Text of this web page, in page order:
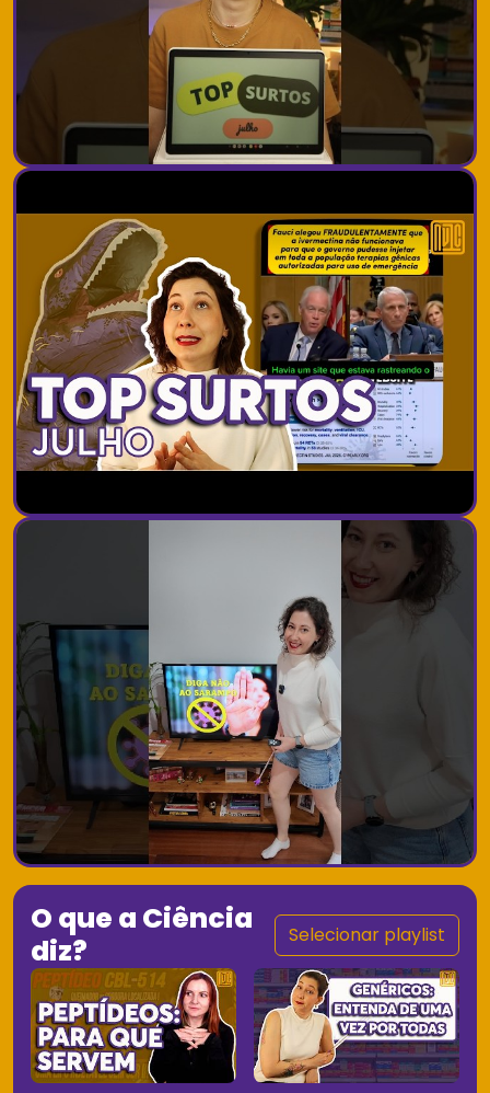
O que a Ciência
diz?
Selecionar playlist